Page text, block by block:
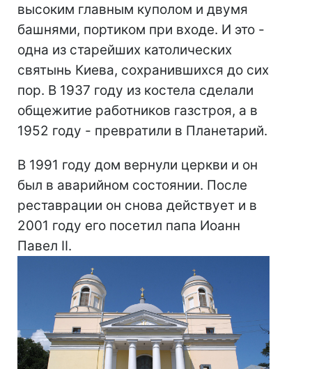
высоким главным куполом и двумя
башнями, портиком при входе. И это -
одна из старейших католических
святынь Киева, сохранившихся до сих
пор. В 1937 году из костела сделали
общежитие работников газстроя, а в
1952 году - превратили в Планетарий.
В 1991 году дом вернули церкви и он
был в аварийном состоянии. После
реставрации он снова действует и в
2001 году его посетил папа Иоанн
Павел II.